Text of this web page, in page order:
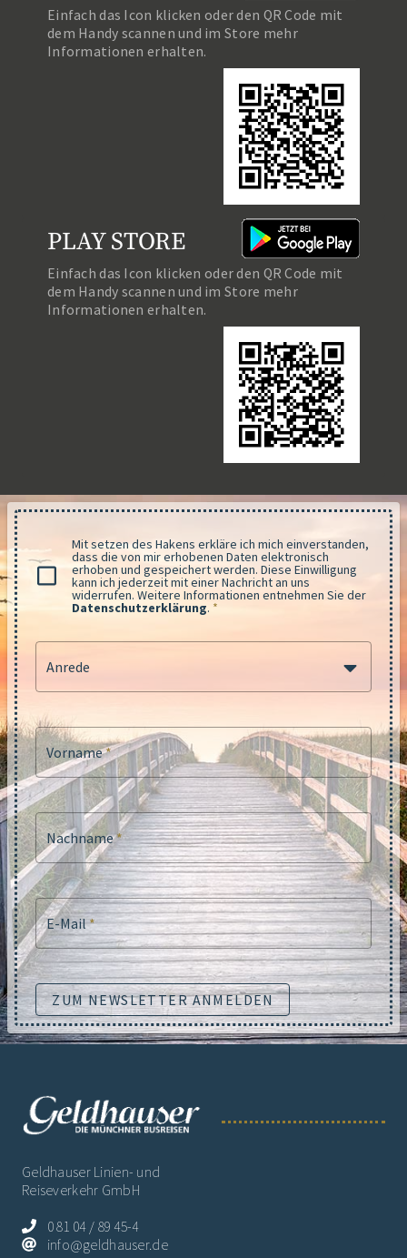
Einfach das Icon klicken oder den QR Code mit
dem Handy scannen und im Store mehr
Informationen erhalten.
PLAY STORE
Einfach das Icon klicken oder den QR Code mit
dem Handy scannen und im Store mehr
Informationen erhalten.
Anrede
Vorname*
Nachname*
E-Mail*
Mit setzen des Hakens erkläre ich mich einverstanden,
dass die von mir erhobenen Daten elektronisch
erhoben und gespeichert werden. Diese Einwilligung
kann ich jederzeit mit einer Nachricht an uns
widerrufen. Weitere Informationen entnehmen Sie der
Datenschutzerklärung. *
ZUM NEWSLETTER ANMELDEN
Geldhauser Linien- und
Reiseverkehr GmbH
0 81 04 / 89 45-4
info@geldhauser.de